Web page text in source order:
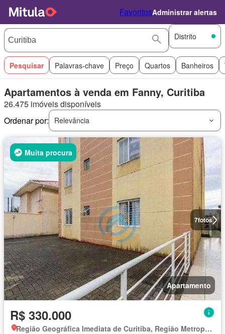
FavoritosAdministrar alertas
Distrito
Pesquisar Palavras-chave Preço Quartos Banheiros
Apartamentos à venda em Fanny, Curitiba
26.475 imóveis disponíveis
Ordenar por:
Relevância
7fotos
Muita procura
Apartamento
R$ 330.000
Região Geográfica Imediata de Curitiba, Região Metropolitana de Curitiba